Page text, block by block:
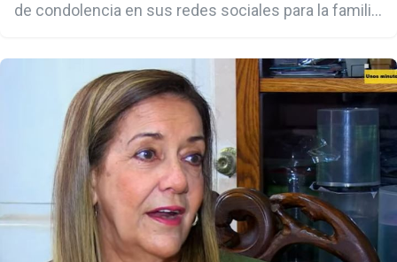
de condolencia en sus redes sociales para la familia